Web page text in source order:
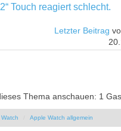
Touch reagiert schlecht.
Letzter Beitrag
Thema anschauen: 1
Apple Watch allgemein